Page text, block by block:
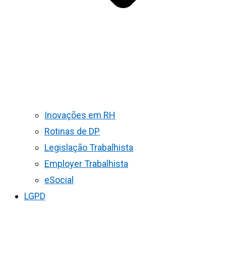
Inovações em RH
Rotinas de DP
Legislação Trabalhista
Employer Trabalhista
eSocial
LGPD